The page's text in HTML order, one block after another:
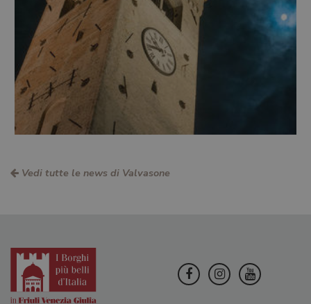
Vedi tutte le news di Valvasone